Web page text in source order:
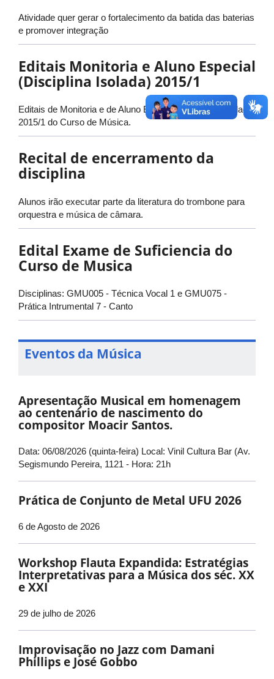
Atividade quer gerar o fortalecimento da batida das baterias
e promover integração
Editais Monitoria e Aluno Especial
(Disciplina Isolada) 2015/1
Editais de Monitoria e de Aluno Especial (Disciplina Isolada)
2015/1 do Curso de Música.
Recital de encerramento da
disciplina
Alunos irão executar parte da literatura do trombone para
orquestra e música de câmara.
Edital Exame de Suficiencia do
Curso de Musica
Disciplinas: GMU005 - Técnica Vocal 1 e GMU075 -
Prática Intrumental 7 - Canto
Eventos da Música
Apresentação Musical em homenagem
ao centenário de nascimento do
compositor Moacir Santos.
Data: 06/08/2026 (quinta-feira) Local: Vinil Cultura Bar (Av.
Segismundo Pereira, 1121 - Hora: 21h
Prática de Conjunto de Metal UFU 2026
6 de Agosto de 2026
Workshop Flauta Expandida: Estratégias
Interpretativas para a Música dos séc. XX
e XXI
29 de julho de 2026
Improvisação no Jazz com Damani
Phillips e José Gobbo